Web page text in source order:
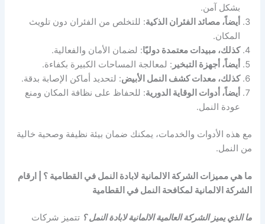
بشكل آمن.
أيضاً، مصائد الفئران الذكية: للتخلص من الفئران دون تلويث
المكان.
كذلك، مبيدات معتمدة دوليًا: لضمان الأمان والفعالية.
أيضاً، أجهزة التبخير : لمعالجة المساحات الكبيرة بكفاءة.
كذلك، معدات كشف النمل الأبيض: لتحديد أماكن الإصابة بدقة.
أيضاً، أدوات الوقاية الدورية: للحفاظ على نظافة المكان ومنع
عودة النمل.
مع هذه الأدوات والخدمات، يمكنك ضمان بيئة نظيفة وصحية خالية
من النمل.
ما هي مميزات الشركة الالمانية لابادة النمل في القطامية ؟ | ارقام
الشركة الالمانية لمكافحة النمل في القطامية
ما الذي يميز الشركة العالمية الالمانية لابادة النمل ؟ تتميز شركات